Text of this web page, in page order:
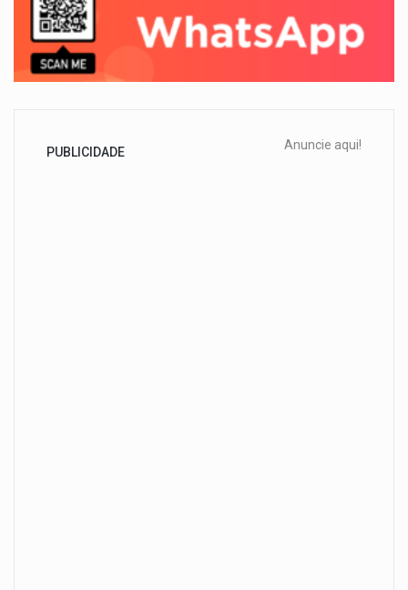
PUBLICIDADE Anuncie aqui!